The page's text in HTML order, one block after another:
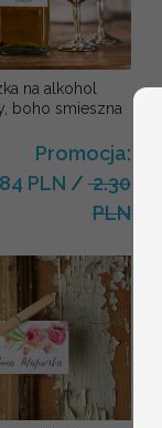
na alkohol
boho smieszna
Promocja:
PLN /2.30
PLN